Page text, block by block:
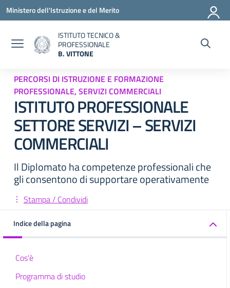
Vai ai contenuti
Vai al menu di navigazione
Vai al footer
Ministero dell'Istruzione e del Merito
ISTITUTO TECNICO &
PROFESSIONALE
B. VITTONE
PERCORSI DI ISTRUZIONE E FORMAZIONE
PROFESSIONALE, SERVIZI COMMERCIALI
ISTITUTO PROFESSIONALE
SETTORE SERVIZI – SERVIZI
COMMERCIALI
Il Diplomato ha competenze professionali che
gli consentono di supportare operativamente
Stampa / Condividi
Indice della pagina
Cos'è
Programma di studio